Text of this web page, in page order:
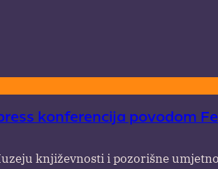
konferencija povodom
književnosti i pozorišne